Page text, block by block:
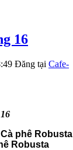
16
Đăng tại Cafe-
Cà phê Robusta
Robusta